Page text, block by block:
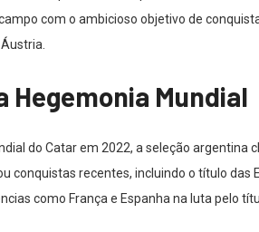
com o ambicioso objetivo de
Hegemonia Mundial
do Catar em 2022, a seleção
recentes, incluindo o título
como França e Espanha na luta pelo